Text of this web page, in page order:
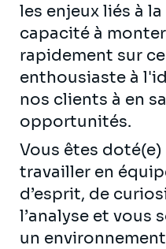
les enjeux liés à
capacité à
rapidement sur
enthousiaste à
nos clients à en
opportunités.
Vous êtes doté(e)
travailler en
d’esprit, de
l’analyse et vous
un